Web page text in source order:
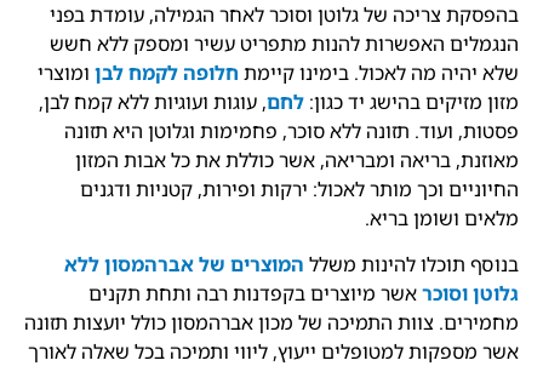
בהפסקת צריכה של גלוטן וסוכר לאחר הגמילה, עומדת בפני
הנגמלים האפשרות להנות מתפריט עשיר ומספק ללא חשש
שלא יהיה מה לאכול. בימינו קיימת חלופה לקמח לבן ומוצרי
מזון מזיקים בהישג יד כגון: לחם, עוגות ועוגיות ללא קמח לבן,
פסטות, ועוד. תזונה ללא סוכר, פחמימות וגלוטן היא תזונה
מאוזנת, בריאה ומבריאה, אשר כוללת את כל אבות המזון
החיוניים וכך מותר לאכול: ירקות ופירות, קטניות ודגנים
מלאים ושומן בריא.
בנוסף תוכלו להינות משלל המוצרים של אברהמסון ללא
גלוטן וסוכראשר מיוצרים בקפדנות רבה ותחת תקנים
מחמירים. צוות התמיכה של מכון אברהמסון כולל יועצות תזונה
אשר מספקות למטופלים ייעוץ, ליווי ותמיכה בכל שאלה לאורך